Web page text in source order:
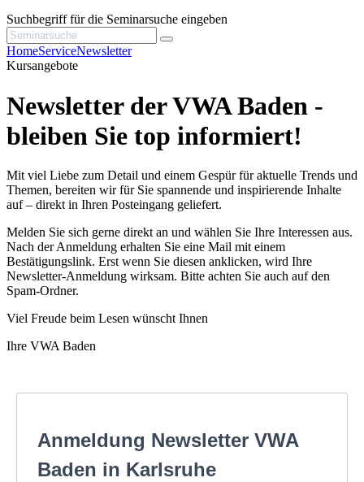
Suchbegriff für die Seminarsuche eingeben
HomeServiceNewsletter
Kursangebote
Newsletter der VWA Baden -
bleiben Sie top informiert!
Mit viel Liebe zum Detail und einem Gespür für aktuelle Trends und
Themen, bereiten wir für Sie spannende und inspirierende Inhalte
auf – direkt in Ihren Posteingang geliefert.
Melden Sie sich gerne direkt an und wählen Sie Ihre Interessen aus.
Nach der Anmeldung erhalten Sie eine Mail mit einem
Bestätigungslink. Erst wenn Sie diesen anklicken, wird Ihre
Newsletter-Anmeldung wirksam. Bitte achten Sie auch auf den
Spam-Ordner.
Viel Freude beim Lesen wünscht Ihnen
Ihre VWA Baden
Anmeldung Newsletter VWA
Baden in Karlsruhe